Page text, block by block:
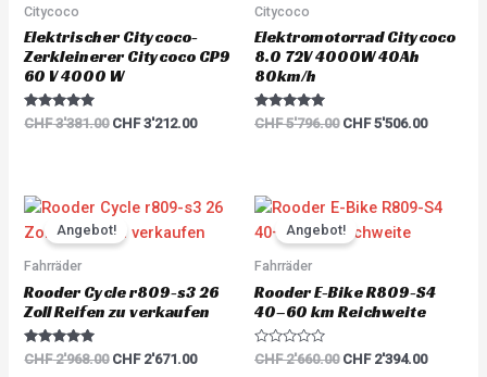
Citycoco
Elektrischer Citycoco-
Zerkleinerer Citycoco CP9
60 V 4000 W
Rated
CHF3'381.00 CHF3'212.00
Citycoco
Elektromotorrad Citycoco
8.0 72V 4000W 40Ah
80km/h
Rated
CHF5'796.00 CHF5'506.00
Angebot!
Fahrräder
Rooder Cycle r809-s3 26
Zoll Reifen zu verkaufen
Rated
5.00
CHF2'968.00
Original
price
was:
CHF2'671.00
Current
is:
CHF 2'671.00.
Angebot!
Fahrräder
Rooder E-Bike R809-S4
40–60 km Reichweite
R
a
CHF2'660.00
Original
price
was:
CHF2'394.00
Current